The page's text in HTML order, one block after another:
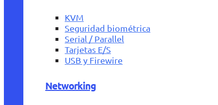
KVM
Seguridad biométrica
Serial / Parallel
Tarjetas E/S
USB y Firewire
Networking